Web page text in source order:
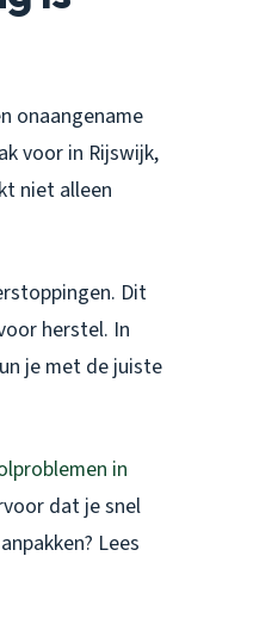
onaangename
voor in Rijswijk,
niet alleen
Dit
herstel. In
je met de juiste
in
dat je snel
Lees